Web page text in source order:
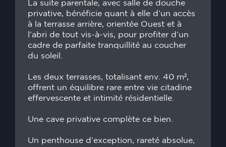
La suite parentale, avec salle de douche
privative, bénéficie quant à elle d’un accès
à la terrasse arrière, orientée Ouest et à
l’abri de tout vis-à-vis, pour profiter d’un
cadre de parfaite tranquillité au coucher
du soleil.
Les deux terrasses, totalisant env. 40 m²,
offrent un équilibre rare entre vie citadine
effervescente et intimité résidentielle.
Une cave privative complète ce bien.
Un penthouse d’exception, rareté absolue,